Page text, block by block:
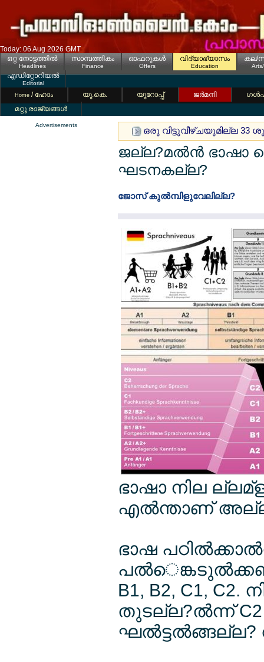
Today: 06 Aug 2026 GMT
ഒറ്റ നോട്ടത്തില്‍
Headlines
സാമ്പത്തികം
Finance
ഓഫറുകള്‍
Offers
വിദ്യാഭ്യാസം
Education
കല/
എഡിറ്റോറിയല്‍
Editorial
Home / ഹോം യൂ.കെ. യൂറോപ്പ് ജര്‍മനി
മറ്റു രാജ്യങ്ങള്‍
Advertisements
ഒരു വിട്ടുവീഴ്ചയുമില്ല
ജല്ല?മല്‍ന്‍ ഭാഷാ
ഘടനകല്ല?
ജോസ് കുല്‍മ്പിളുവേലില്ല?
ഭാഷാ നില ല്ലമ്ള
എല്‍ന്താണ്
ഭാഷ
B1, B2, C1,
തുടല്ല?ല്‍ന്ന്
ഘല്‍ട്ടല്‍ങ്ങല്ല?